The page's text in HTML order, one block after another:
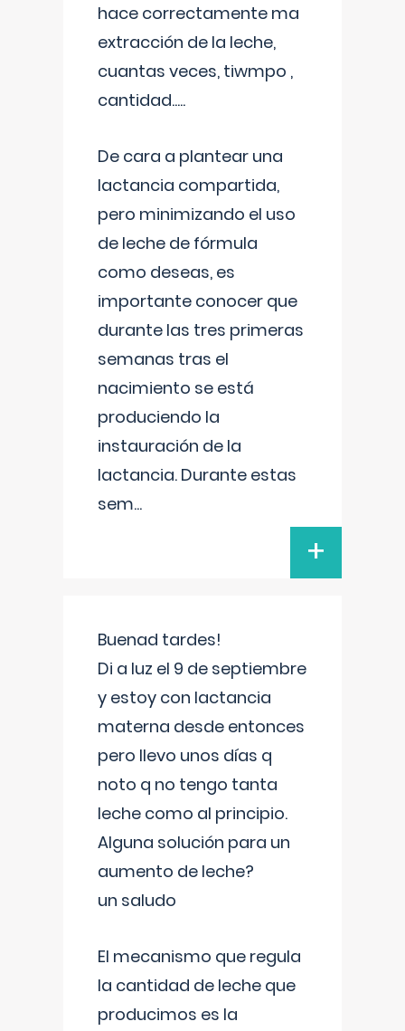
hace correctamente ma
extracción de la leche,
cuantas veces, tiwmpo ,
cantidad.....
De cara a plantear una
lactancia compartida,
pero minimizando el uso
de leche de fórmula
como deseas, es
importante conocer que
durante las tres primeras
semanas tras el
nacimiento se está
produciendo la
instauración de la
lactancia. Durante estas
sem...
+
Buenad tardes!
Di a luz el 9 de septiembre
y estoy con lactancia
materna desde entonces
pero llevo unos días q
noto q no tengo tanta
leche como al principio.
Alguna solución para un
aumento de leche?
un saludo
El mecanismo que regula
la cantidad de leche que
producimos es la